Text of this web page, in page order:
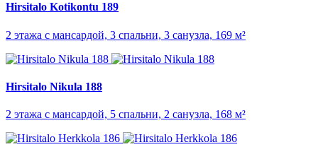
Hirsitalo Kotikontu 189
2 этажа с мансардой, 3 спальни, 3 санузла, 169 м²
Hirsitalo Nikula 188
2 этажа с мансардой, 5 спальни, 2 санузла, 168 м²